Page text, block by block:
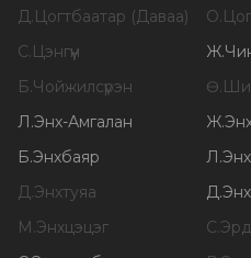
Д.Цогтбаатар (Даваа) О.
С.Цэнгүүн Ж.
Б.Чойжилсүрэн Ө.
Л.Энх-Амгалан Ж.
Б.Энхбаяр Л.
Д.Энхтуяа Д.
М.Энхцэцэг С.